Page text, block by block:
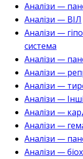
Аналізи —
Аналізи — ВІЛ
Аналізи —
система
Аналізи —
Аналізи —
Аналізи —
Аналізи —
Аналізи —
Аналізи —
Аналізи —
Аналізи —